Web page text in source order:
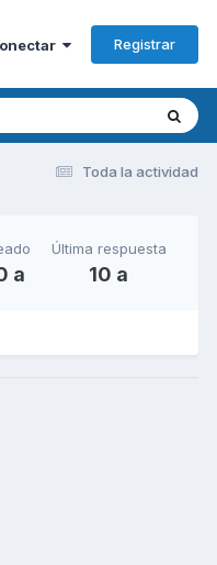
Registrar
Toda la actividad
a
Última respuesta
10 a